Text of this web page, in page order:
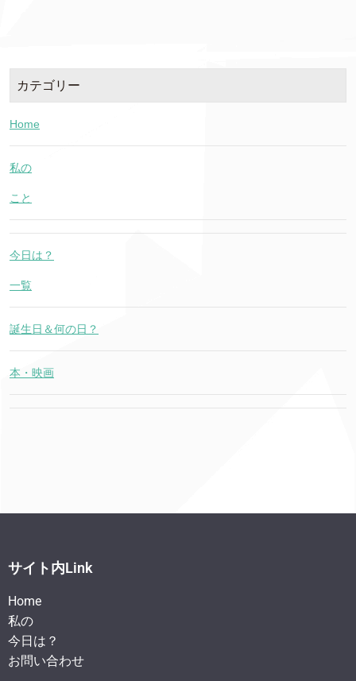
カテゴリー
Home
私の
こと
今日は？
一覧
誕生日＆何の日？
本・映画
サイト内Link
Home
私の
今日は？
お問い合わせ